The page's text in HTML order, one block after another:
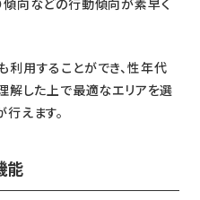
用することができ、性年代
解した上で最適なエリアを選
えます。
能